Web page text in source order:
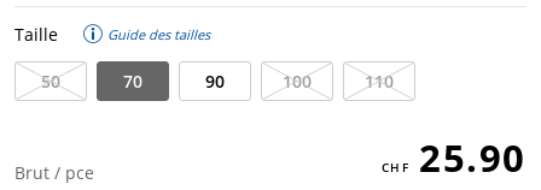
Taille Guide des tailles
50 70 90 100 110
Brut / pce 25.90